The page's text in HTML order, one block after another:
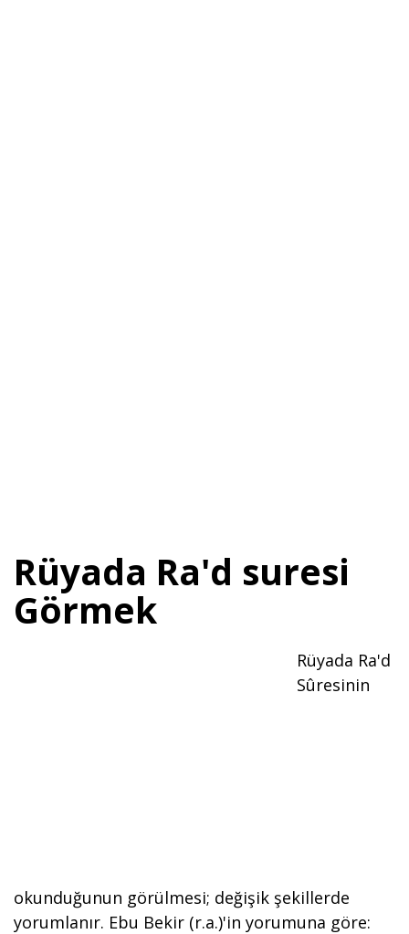
Rüyada Ra'd suresi
Görmek
Rüyada Ra'd
Sûresinin
okunduğunun görülmesi; değişik şekillerde
yorumlanır. Ebu Bekir (r.a.)'in yorumuna göre: